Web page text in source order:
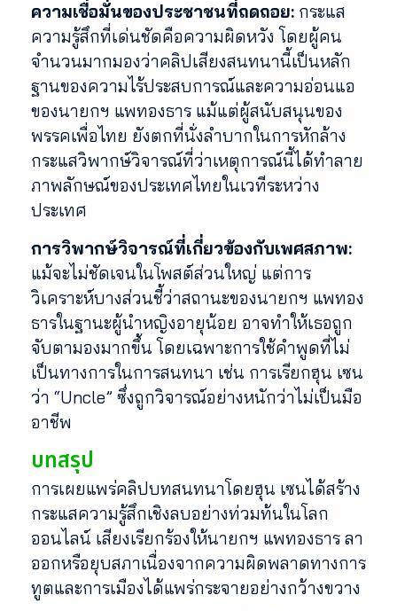
ความเชื่อมั่นของประชาชนที่ถดถอย: กระแส
ความรู้สึกที่เด่นชัดคือความผิดหวัง โดยผู้คน
จำนวนมากมองว่าคลิปเสียงสนทนานี้เป็นหลัก
ฐานของความไร้ประสบการณ์และความอ่อนแอ
ของนายกฯ แพทองธาร แม้แต่ผู้สนับสนุนของ
พรรคเพื่อไทย ยังตกที่นั่งลำบากในการหักล้าง
กระแสวิพากษ์วิจารณ์ที่ว่าเหตุการณ์นี้ได้ทำลาย
ภาพลักษณ์ของประเทศไทยในเวทีระหว่าง
ประเทศ
การวิพากษ์วิจารณ์ที่เกี่ยวข้องกับเพศสภาพ:
แม้จะไม่ชัดเจนในโพสต์ส่วนใหญ่ แต่การ
วิเคราะห์บางส่วนชี้ว่าสถานะของนายกฯ แพทอง
ธารในฐานะผู้นำหญิงอายุน้อย อาจทำให้เธอถูก
จับตามองมากขึ้น โดยเฉพาะการใช้คำพูดที่ไม่
เป็นทางการในการสนทนา เช่น การเรียกฮุน เซน
ว่า “Uncle” ซึ่งถูกวิจารณ์อย่างหนักว่าไม่เป็นมือ
อาชีพ
บทสรุป
การเผยแพร่คลิปบทสนทนาโดยฮุน เซนได้สร้าง
กระแสความรู้สึกเชิงลบอย่างท่วมท้นในโลก
ออนไลน์ เสียงเรียกร้องให้นายกฯ แพทองธาร ลา
ออกหรือยุบสภาเนื่องจากความผิดพลาดทางการ
ทูตและการเมืองได้แพร่กระจายอย่างกว้างขวาง